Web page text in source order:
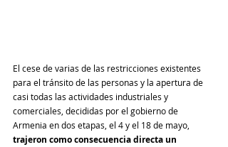
El cese de varias de las restricciones existentes
para el tránsito de las personas y la apertura de
casi todas las actividades industriales y
comerciales, decididas por el gobierno de
Armenia en dos etapas, el 4 y el 18 de mayo,
trajeron como consecuencia directa un